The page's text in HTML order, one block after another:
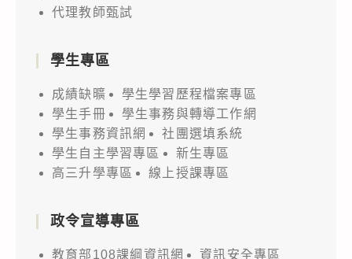
代理教師甄試
學生專區
成績缺曠
學生學習歷程檔案專區
學生手冊
學生事務與轉導工作網
學生事務資訊網
社團選填系統
學生自主學習專區
新生專區
高三升學專區
線上授課專區
政令宣導專區
教育部108課綱資訊網 資訊安全專區